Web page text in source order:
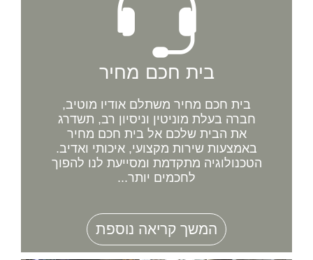
בית חכם מחיר
בית חכם מחיר משתלם אודיו מוטיב,
חברה בעלת מוניטין וניסיון רב, תשדרג
את הבית שלכם אל בית חכם מחיר
באמצעות שירות מקצועי, איכותי ואדיב.
הטכנולוגיה מתקדמת ומסייעת לנו להפוך
לחכמים יותר...
המשך קריאה נוספת